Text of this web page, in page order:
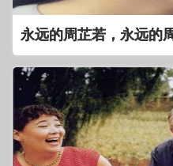
永远的周芷若，永远的